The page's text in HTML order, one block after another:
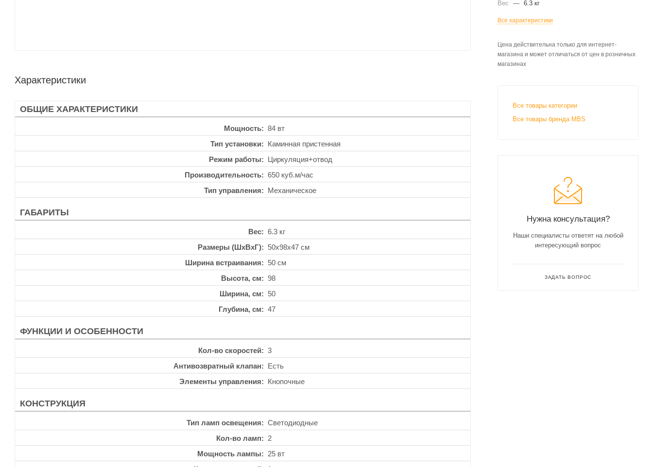
Характеристики
ОБЩИЕ ХАРАКТЕРИСТИКИ
Мощность
84 вт
Тип установки
Каминная пристенная
Режим работы
Циркуляция+отвод
Производительность
650 куб.м/час
Тип управления
Механическое
ГАБАРИТЫ
Вес
6.3 кг
Размеры (ШхВхГ)
50x98x47 см
Ширина встраивания
50 см
Высота, см
98
Ширина, см
50
Глубина, см
47
ФУНКЦИИ И ОСОБЕННОСТИ
Кол-во скоростей
3
Антивозвратный клапан
Есть
Элементы управления
Кнопочные
КОНСТРУКЦИЯ
Тип ламп освещения
Светодиодные
Кол-во ламп
2
Мощность лампы
25 вт
Вес
— 6.3 кг
Все характеристики
Цена действительна только для интернет-
магазина и может отличаться от цен в розничных
магазинах
Все товары категории
Все товары бренда MBS
Нужна консультация?
Наши специалисты ответят на любой
интересующий вопрос
ЗАДАТЬ ВОПРОС